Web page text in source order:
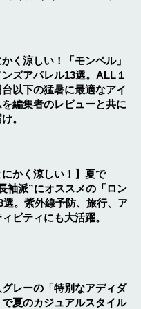
かく涼しい！「モンベル」
ズアパレル13選。ALL１
以下の猛暑に最適なアイ
を編集者のレビューと共に
。
にかく涼しい！】夏で
袖派”にオススメの「ロン
選。紫外線予防、旅行、ア
ビティにも大活躍。
グレーの「特別なアディダ
で夏のカジュアルスタイル